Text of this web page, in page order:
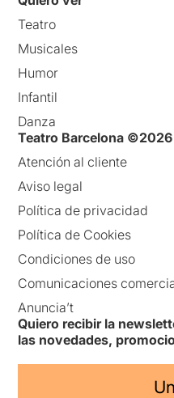
Teatro
Musicales
Humor
Infantil
Danza
Teatro Barcelona ©2026
Atención al cliente
Aviso legal
Política de privacidad
Política de Cookies
Condiciones de uso
Comunicaciones
Anuncia’t
Quiero recibir la
las novedades,